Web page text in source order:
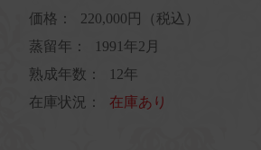
価格：
220,000円（税込）
蒸留年：
1991年2月
熟成年数：
12年
在庫状況：
在庫あり